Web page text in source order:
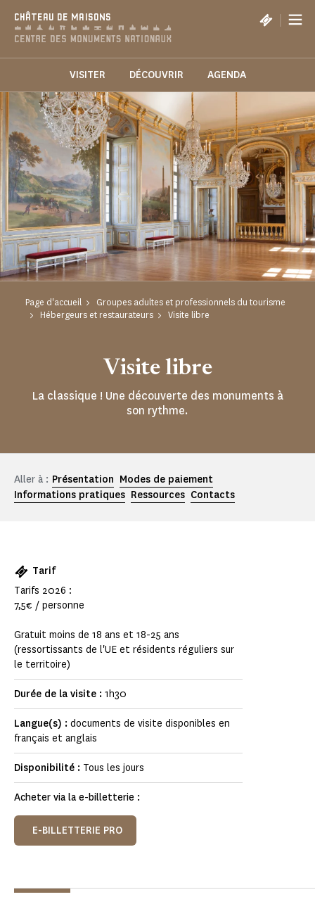
CHÂTEAU DE MAISONS |
VISITER DÉCOUVRIR AGENDA
Page d'accueil
Groupes adultes et professionnels du tourisme
Hébergeurs et restaurateurs
Visite libre
Visite libre
La classique ! Une découverte des monuments à
son rythme.
Aller à : Présentation Modes de paiement
Informations pratiques Ressources Contacts
Tarif
Tarifs 2026 :
7,5€ / personne
Gratuit moins de 18 ans et 18-25 ans
(ressortissants de l'UE et résidents réguliers sur
le territoire)
Durée de la visite : 1h30
Langue(s) : documents de visite disponibles en
français et anglais
Disponibilité : Tous les jours
Acheter via la e-billetterie :
E-BILLETTERIE PRO